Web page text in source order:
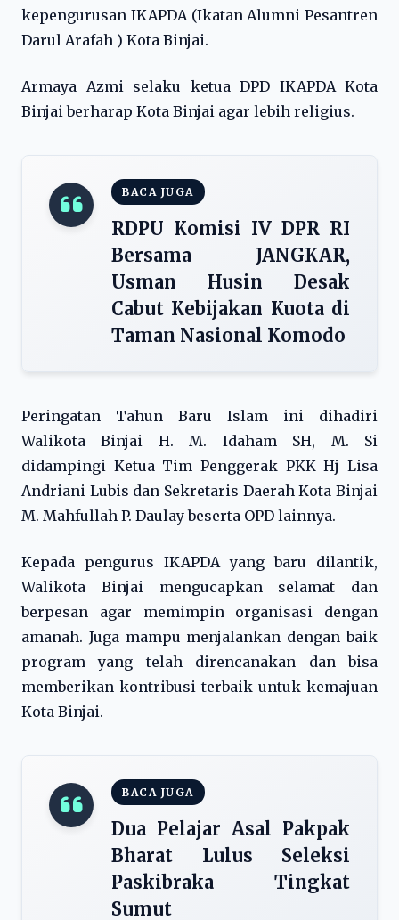
kepengurusan IKAPDA (Ikatan Alumni Pesantren
Darul Arafah ) Kota Binjai.
Armaya Azmi selaku ketua DPD IKAPDA Kota
Binjai berharap Kota Binjai agar lebih religius.
BACA JUGA
RDPU Komisi IV DPR RI
Bersama JANGKAR,
Usman Husin Desak
Cabut Kebijakan Kuota di
Taman Nasional Komodo
Peringatan Tahun Baru Islam ini dihadiri
Walikota Binjai H. M. Idaham SH, M. Si
didampingi Ketua Tim Penggerak PKK Hj Lisa
Andriani Lubis dan Sekretaris Daerah Kota Binjai
M. Mahfullah P. Daulay beserta OPD lainnya.
Kepada pengurus IKAPDA yang baru dilantik,
Walikota Binjai mengucapkan selamat dan
berpesan agar memimpin organisasi dengan
amanah. Juga mampu menjalankan dengan baik
program yang telah direncanakan dan bisa
memberikan kontribusi terbaik untuk kemajuan
Kota Binjai.
BACA JUGA
Dua Pelajar Asal Pakpak
Bharat Lulus Seleksi
Paskibraka Tingkat
Sumut